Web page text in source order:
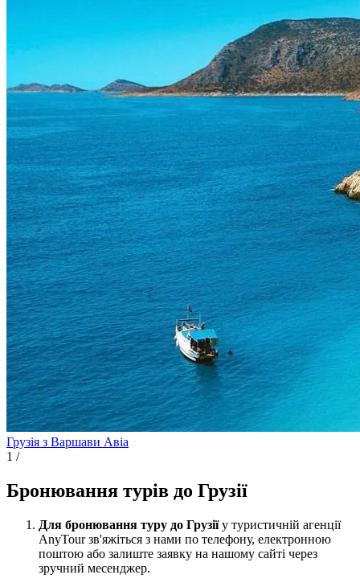
Грузія з Варшави Авіа
1 /
Бронювання турів до Грузії
Для бронювання туру до Грузіїу туристичній агенції
AnyTour зв'яжіться з нами по телефону, електронною
поштою або залиште заявку на нашому сайті через
зручний месенджер.